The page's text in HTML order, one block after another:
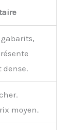
dense.
moyen.